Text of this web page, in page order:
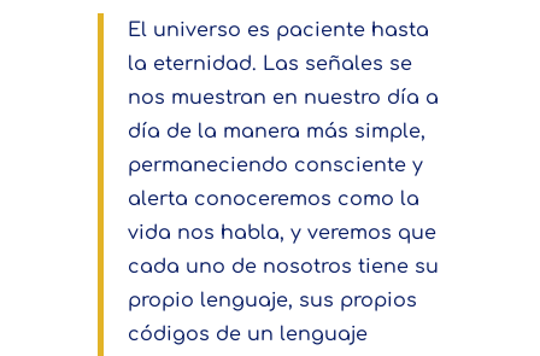
El universo es paciente hasta
la eternidad. Las señales se
nos muestran en nuestro día a
día de la manera más simple,
permaneciendo consciente y
alerta conoceremos como la
vida nos habla, y veremos que
cada uno de nosotros tiene su
propio lenguaje, sus propios
códigos de un lenguaje